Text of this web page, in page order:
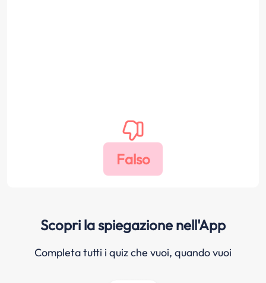
Scopri la spiegazione nell'App
Completa tutti i quiz che vuoi, quando vuoi